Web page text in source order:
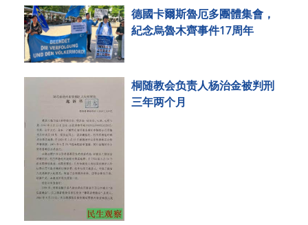
德國卡爾斯魯厄多團體集會，
紀念烏魯木齊事件17周年
桐随教会负责人杨治金被判刑
三年两个月